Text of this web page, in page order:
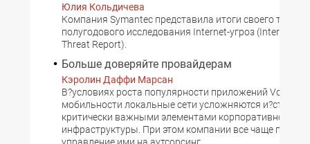
Юлия Кольдичева
Компания Symantec представила итоги своего
полугодового исследования Internet-угроз (Internet
Threat Report).
Больше доверяйте провайдерам
Кэролин Даффи Марсан
В?условиях роста популярности приложений VoIP
мобильности локальные сети усложняются
критически важными элементами корпоративной
инфраструктуры. При этом компании все чаще
управление ими на аутсорсинг.